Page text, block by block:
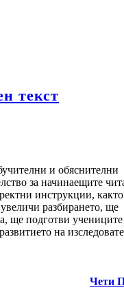
текст
и обяснителни
за начинаещите
инструкции,
разбирането, ще
ще подготви учениците
на
Чети